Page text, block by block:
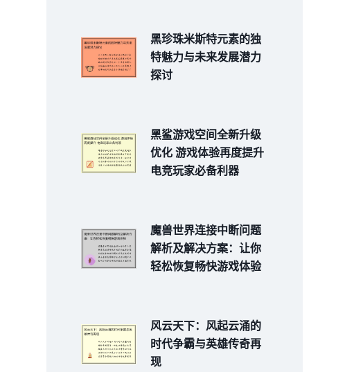
黑珍珠米斯特元素的独
特魅力与未来发展潜力
探讨
黑鲨游戏空间全新升级
优化 游戏体验再度提升
电竞玩家必备利器
魔兽世界连接中断问题
解析及解决方案：让你
轻松恢复畅快游戏体验
风云天下：风起云涌的
时代争霸与英雄传奇再
现